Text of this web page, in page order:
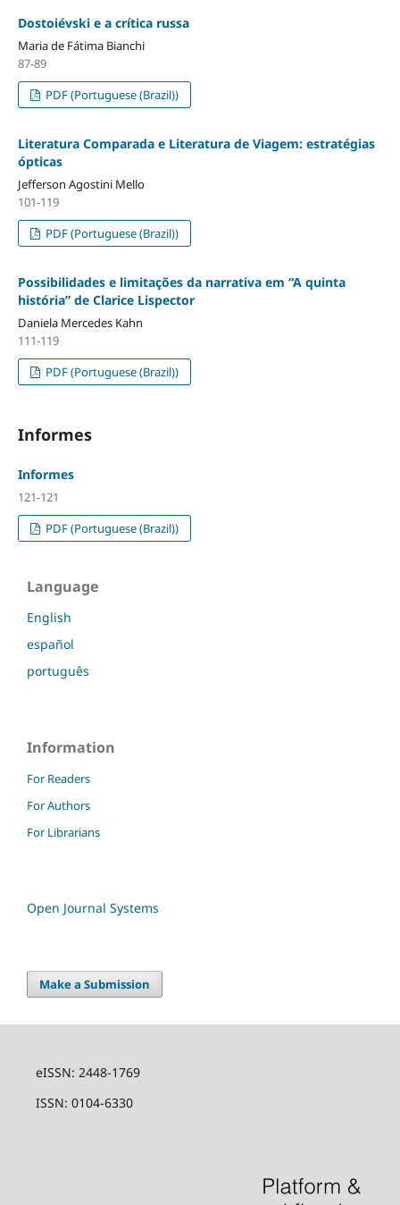
Dostoiévski e a crítica russa
Maria de Fátima Bianchi
87-89
PDF (Portuguese (Brazil))
Literatura Comparada e Literatura de Viagem: estratégias
ópticas
Jefferson Agostini Mello
101-119
PDF (Portuguese (Brazil))
Possibilidades e limitações da narrativa em “A quinta
história” de Clarice Lispector
Daniela Mercedes Kahn
111-119
PDF (Portuguese (Brazil))
Informes
Informes
121-121
PDF (Portuguese (Brazil))
Language
English
español
português
Information
For Readers
For Authors
For Librarians
Open Journal Systems
Make a Submission
eISSN: 2448-1769
ISSN: 0104-6330